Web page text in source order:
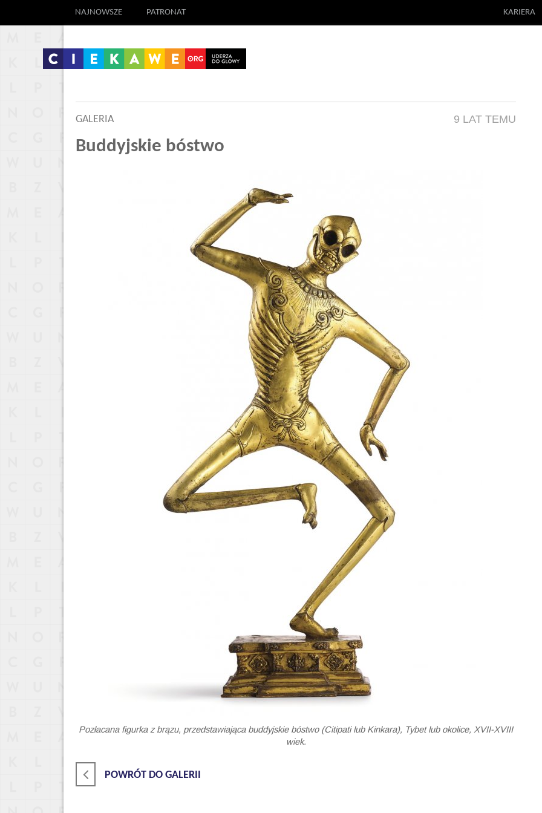
NAJNOWSZE PATRONAT KARIERA
GALERIA 9 LAT TEMU
Buddyjskie bóstwo
Pozłacana figurka z brązu, przedstawiająca buddyjskie bóstwo (Citipati lub Kinkara), Tybet lub okolice, XVII-XVIII
wiek.
POWRÓT DO GALERII